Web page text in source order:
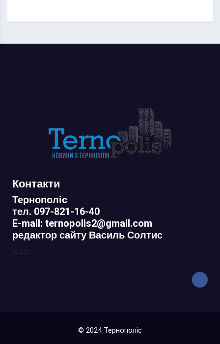
Контакти
Тернополіс
тел. 097-821-16-40
E-mail: ternopolis2@gmail.com
редактор сайту Василь Солтис
© 2024 Тернополіс